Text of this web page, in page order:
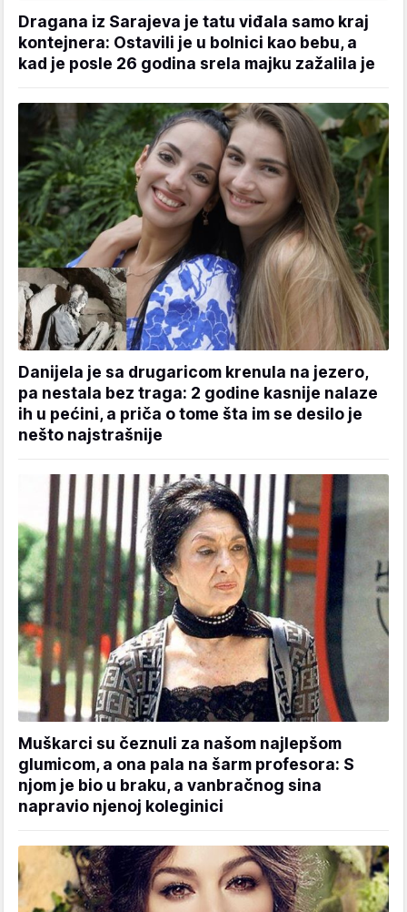
Dragana iz Sarajeva je tatu viđala samo kraj
kontejnera: Ostavili je u bolnici kao bebu, a
kad je posle 26 godina srela majku zažalila je
Danijela je sa drugaricom krenula na jezero,
pa nestala bez traga: 2 godine kasnije nalaze
ih u pećini, a priča o tome šta im se desilo je
nešto najstrašnije
Muškarci su čeznuli za našom najlepšom
glumicom, a ona pala na šarm profesora: S
njom je bio u braku, a vanbračnog sina
napravio njenoj koleginici